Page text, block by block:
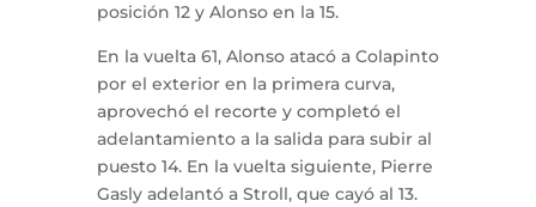
posición 12 y Alonso en la 15.
En la vuelta 61, Alonso atacó a Colapinto
por el exterior en la primera curva,
aprovechó el recorte y completó el
adelantamiento a la salida para subir al
puesto 14. En la vuelta siguiente, Pierre
Gasly adelantó a Stroll, que cayó al 13.